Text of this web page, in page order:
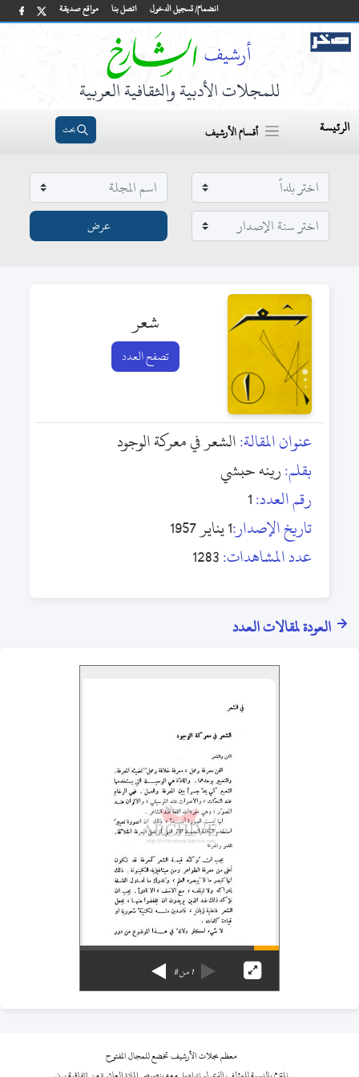
مواقع صديقة اتصل بنا انضمام/ تسجيل الدخول
للمجلات الأدبية والثقافية العربية
الرئيسة أقسام الأرشيف بحث
شعر
تصفح العدد
عنوان المقالة:الشعر في معركة الوجود
بقلم:رينه حبشي
رقم العدد:1
تاريخ الإصدار:1 يناير 1957
عدد المشاهدات:1283
العودة لمقالات العدد
1من8
معظم مجلات الأرشيف تخضع للمجال المفتوح